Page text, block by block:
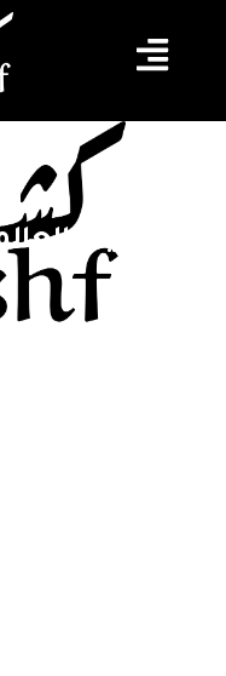
التصنيف